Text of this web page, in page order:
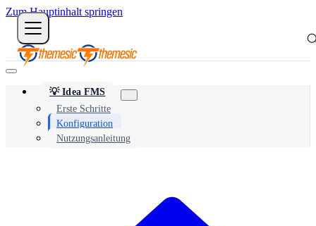
Zum Hauptinhalt springen
💡 Idea FMS
Erste Schritte
Konfiguration
Nutzungsanleitung